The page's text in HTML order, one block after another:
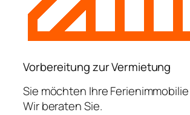
Vorbereitung zur Vermietung
Sie möchten Ihre
Wir beraten Sie.